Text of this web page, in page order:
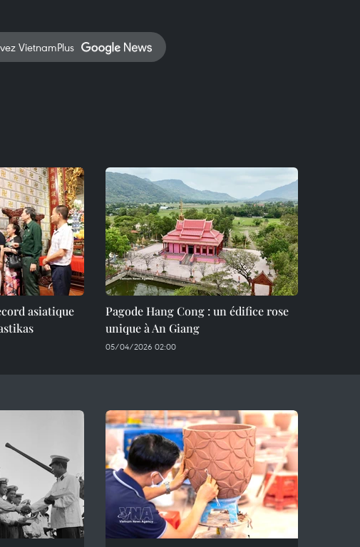
VietnamPlus
asiatique
Pagode Hang Cong : un édifice rose
unique à An Giang
05/04/2026 02:00